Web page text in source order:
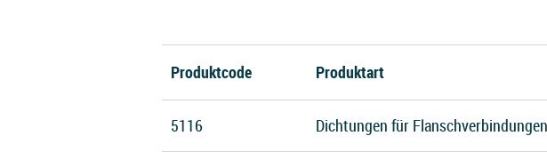
Produktcode Produktart
5116 Dichtungen für